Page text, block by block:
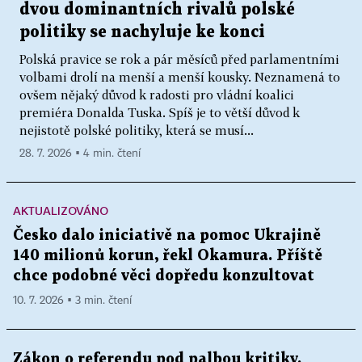
dvou dominantních rivalů polské
politiky se nachyluje ke konci
Polská pravice se rok a pár měsíců před parlamentními
volbami drolí na menší a menší kousky. Neznamená to
ovšem nějaký důvod k radosti pro vládní koalici
premiéra Donalda Tuska. Spíš je to větší důvod k
nejistotě polské politiky, která se musí...
28. 7. 2026 ▪ 4 min. čtení
AKTUALIZOVÁNO
Česko dalo iniciativě na pomoc Ukrajině
140 milionů korun, řekl Okamura. Příště
chce podobné věci dopředu konzultovat
10. 7. 2026 ▪ 3 min. čtení